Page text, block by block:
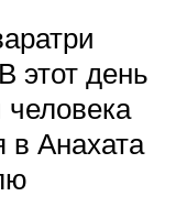
этот день
человека
в Анахата